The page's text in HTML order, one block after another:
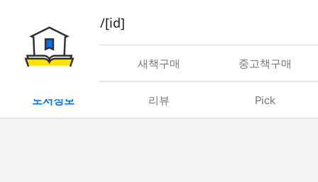
book/rent/[id]
대여 새책구매 중고책구매
도서정보 리뷰 Pick